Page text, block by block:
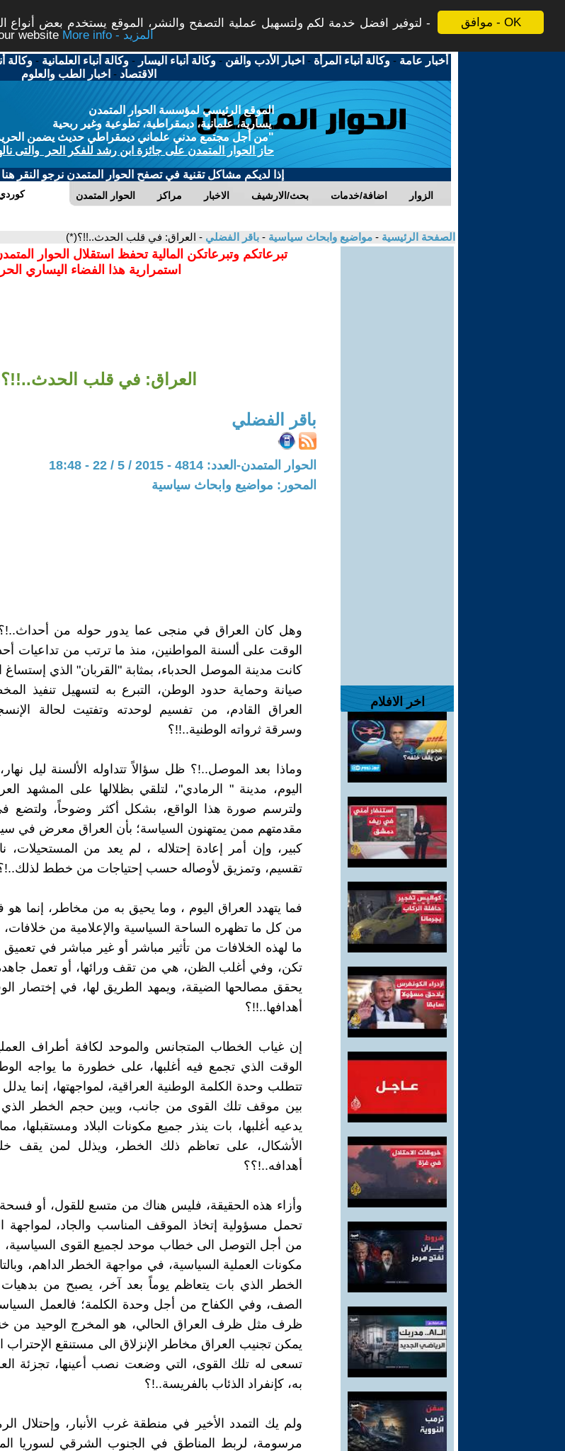
موافق - OK
لتوفير افضل خدمة لكم ولتسهيل عملية التصفح والنشر، الموقع يستخدم بعض أنواع
website
More info - المزيد
أخبار عامة -وكالة أنباء المرأة - اخبار الأدب والفن -وكالة أنباء اليسار -وكالة أنباء العلمانية -وكالة
الاقتصاد - اخبار الطب والعلوم
الموقع الرئيسي لمؤسسة الحوار المتمدن
يسارية، علمانية، ديمقراطية، تطوعية وغير ربحية
"من أجل مجتمع مدني علماني ديمقراطي حديث يضمن الحرية
حاز الحوار المتمدن على جائزة ابن رشد للفكر الحر والتى
إذا لديكم مشاكل تقنية في تصفح الحوار المتمدن نرجو النقر هنا
الحوار المتمدن مراكز الاخبار بحث/الارشيف اضافة/خدمات الزوار
الصفحة الرئيسية - مواضيع وابحاث سياسية - باقر الفضلي - العراق: في قلب الحدث..!!؟(*)
اخر الافلام
تبرعاتكم وتبرعاتكن المالية تحفظ استقلال الحوار
استمرارية هذا الفضاء اليساري الحر
العراق: في قلب
باقر الفضلي
الحوار المتمدن-العدد: 4814 - 2015 / 5 / 22 - 18:48
المحور: مواضيع وابحاث سياسية
وهل كان العراق في منجى عما يدور حوله من
كانت مدينة الموصل الحدباء، بمثابة "القربان" الذي
صيانة وحماية حدود الوطن، التبرع به لتسهيل تنفيذ
العراق القادم، من تفسيم لوحدته وتفتيت لحالة
وسرقة ثرواته الوطنية..!!؟
وماذا بعد الموصل..!؟ ظل سؤالاً تتداوله الألسنة ليل
اليوم، مدينة " الرمادي"، لتلقي بظلالها على المشهد
ولترسم صورة هذا الواقع، بشكل أكثر وضوحاً، ولتضع
مقدمتهم ممن يمتهنون السياسة؛ بأن العراق معرض في
كبير، وإن أمر إعادة إحتلاله ، لم يعد من
تقسيم، وتمزيق لأوصاله حسب إحتياجات من خطط
فما يتهدد العراق اليوم ، وما يحيق به من مخاطر، إنما هو
من كل ما تظهره الساحة السياسية والإعلامية من خلافات،
ما لهذه الخلافات من تأثير مباشر أو غير مباشر في
تكن، وفي أغلب الظن، هي من تقف ورائها، أو تعمل
يحقق مصالحها الضيقة، ويمهد الطريق لها، في إختصار
أهدافها..!!؟
إن غياب الخطاب المتجانس والموحد لكافة أطراف
الوقت الذي تجمع فيه أغلبها، على خطورة ما يواجه
تتطلب وحدة الكلمة الوطنية العراقية، لمواجهتها، إنما
بين موقف تلك القوى من جانب، وبين حجم الخطر الذي
يدعيه أغلبها، بات ينذر جميع مكونات البلاد
الأشكال، على تعاظم ذلك الخطر، ويذلل لمن يقف
أهدافه..!؟؟
وأزاء هذه الحقيقة، فليس هناك من متسع للقول، أو
تحمل مسؤولية إتخاذ الموقف المناسب والجاد، لمواجهة
من أجل التوصل الى خطاب موحد لجميع القوى السياسية،
مكونات العملية السياسية، في مواجهة الخطر الداهم،
الخطر الذي بات يتعاظم يوماً بعد آخر، يصبح من
الصف، وفي الكفاح من أجل وحدة الكلمة؛ فالعمل
ظرف مثل ظرف العراق الحالي، هو المخرج الوحيد من
يمكن تجنيب العراق مخاطر الإنزلاق الى مستنقع الإحتراب
تسعى له تلك القوى، التي وضعت نصب أعينها، تجزئة
به، كإنفراد الذئاب بالفريسة..!؟
ولم يك التمدد الأخير في منطقة غرب الأنبار، وإحتلال
مرسومة، لربط المناطق في الجنوب الشرقي لسوريا